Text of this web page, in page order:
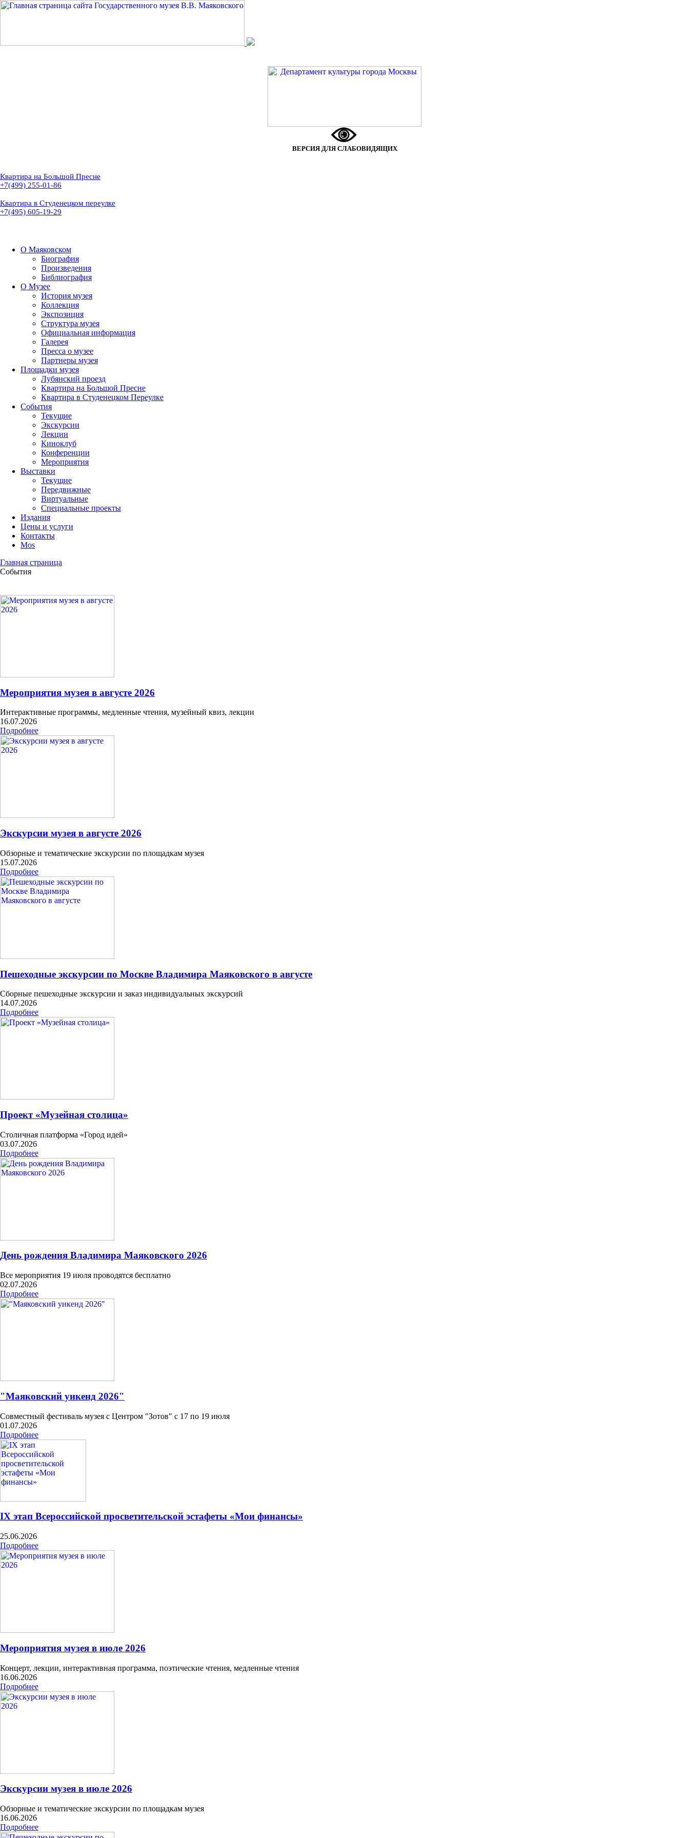
ВЕРСИЯ ДЛЯ СЛАБОВИДЯЩИХ
Квартира на Большой Пресне
+7(499) 255-01-86
Квартира в Студенецком переулке
+7(495) 605-19-29
О Маяковском
Биография
Произведения
Библиография
О Музее
История музея
Коллекция
Экспозиция
Структура музея
Официальная информация
Галерея
Пресса о музее
Партнеры музея
Площадки музея
Лубянский проезд
Квартира на Большой Пресне
Квартира в Студенецком Переулке
События
Текущие
Экскурсии
Лекции
Киноклуб
Конференции
Мероприятия
Выставки
Текущие
Передвижные
Виртуальные
Специальные проекты
Издания
Цены и услуги
Контакты
Mos
Главная страница
События
Мероприятия музея в августе 2026
Интерактивные программы, медленные чтения, музейный квиз, лекции
16.07.2026
Подробнее
Экскурсии музея в августе 2026
Обзорные и тематические экскурсии по площадкам музея
15.07.2026
Подробнее
Пешеходные экскурсии по Москве Владимира Маяковского в августе
Сборные пешеходные экскурсии и заказ индивидуальных экскурсий
14.07.2026
Подробнее
Проект «Музейная столица»
Столичная платформа «Город идей»
03.07.2026
Подробнее
День рождения Владимира Маяковского 2026
Все мероприятия 19 июля проводятся бесплатно
02.07.2026
Подробнее
"Маяковский уикенд 2026"
Совместный фестиваль музея с Центром "Зотов" с 17 по 19 июля
01.07.2026
Подробнее
IX этап Всероссийской просветительской эстафеты «Мои финансы»
25.06.2026
Подробнее
Мероприятия музея в июле 2026
Концерт, лекции, интерактивная программа, поэтические чтения, медленные чтения
16.06.2026
Подробнее
Экскурсии музея в июле 2026
Обзорные и тематические экскурсии по площадкам музея
16.06.2026
Подробнее